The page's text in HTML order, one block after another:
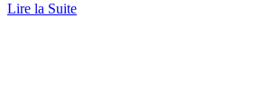
Lire la Suite